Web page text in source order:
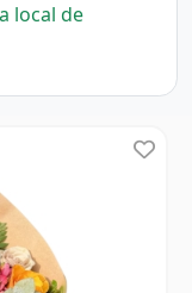
local de